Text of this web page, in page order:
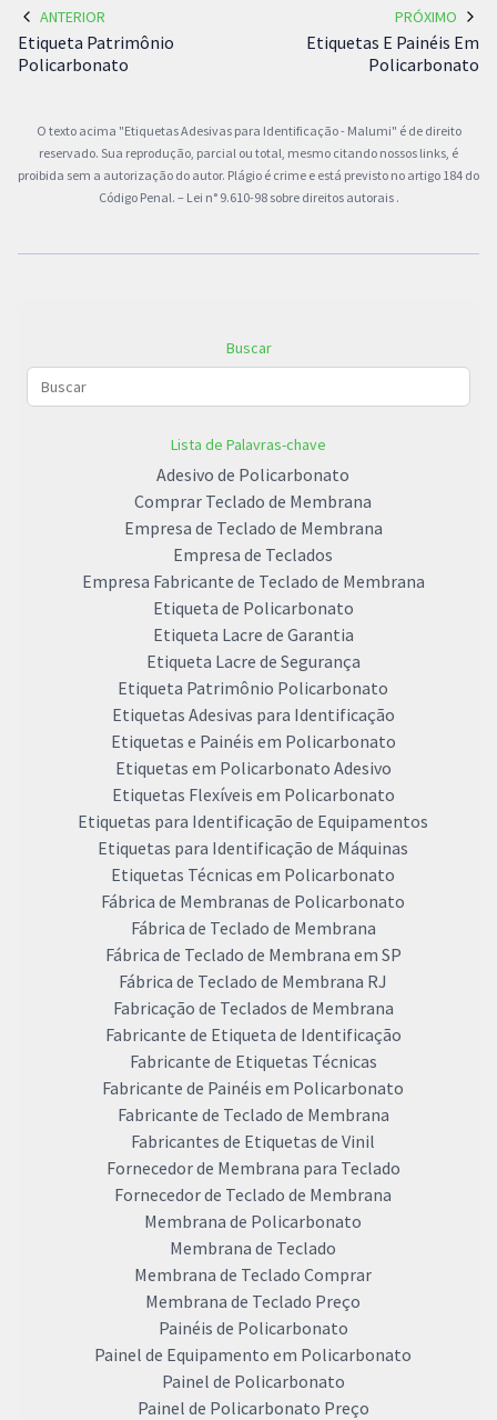
ANTERIOR
Etiqueta Patrimônio
Policarbonato
PRÓXIMO
Etiquetas E Painéis Em
Policarbonato
O texto acima "Etiquetas Adesivas para Identificação - Malumi" é de direito
reservado. Sua reprodução, parcial ou total, mesmo citando nossos links, é
proibida sem a autorização do autor. Plágio é crime e está previsto no artigo 184 do
Código Penal. – Lei n° 9.610-98 sobre direitos autorais .
Buscar
Lista de Palavras-chave
Adesivo de Policarbonato
Comprar Teclado de Membrana
Empresa de Teclado de Membrana
Empresa de Teclados
Empresa Fabricante de Teclado de Membrana
Etiqueta de Policarbonato
Etiqueta Lacre de Garantia
Etiqueta Lacre de Segurança
Etiqueta Patrimônio Policarbonato
Etiquetas Adesivas para Identificação
Etiquetas e Painéis em Policarbonato
Etiquetas em Policarbonato Adesivo
Etiquetas Flexíveis em Policarbonato
Etiquetas para Identificação de Equipamentos
Etiquetas para Identificação de Máquinas
Etiquetas Técnicas em Policarbonato
Fábrica de Membranas de Policarbonato
Fábrica de Teclado de Membrana
Fábrica de Teclado de Membrana em SP
Fábrica de Teclado de Membrana RJ
Fabricação de Teclados de Membrana
Fabricante de Etiqueta de Identificação
Fabricante de Etiquetas Técnicas
Fabricante de Painéis em Policarbonato
Fabricante de Teclado de Membrana
Fabricantes de Etiquetas de Vinil
Fornecedor de Membrana para Teclado
Fornecedor de Teclado de Membrana
Membrana de Policarbonato
Membrana de Teclado
Membrana de Teclado Comprar
Membrana de Teclado Preço
Painéis de Policarbonato
Painel de Equipamento em Policarbonato
Painel de Policarbonato
Painel de Policarbonato Preço